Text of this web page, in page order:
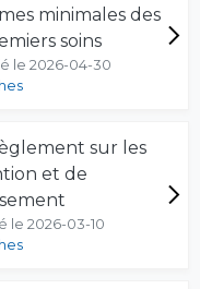
minimales des
soins
le 2026-04-30
sur les
et de
le 2026-03-10